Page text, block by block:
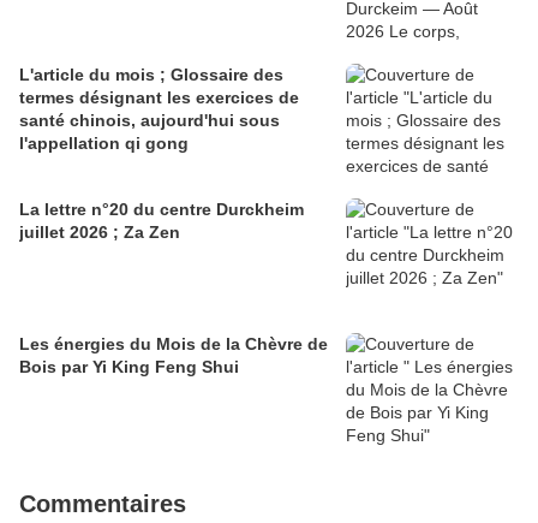
L'article du mois ; Glossaire des
termes désignant les exercices de
santé chinois, aujourd'hui sous
l'appellation qi gong
La lettre n°20 du centre Durckheim
juillet 2026 ; Za Zen
Les énergies du Mois de la Chèvre de
Bois par Yi King Feng Shui
Commentaires